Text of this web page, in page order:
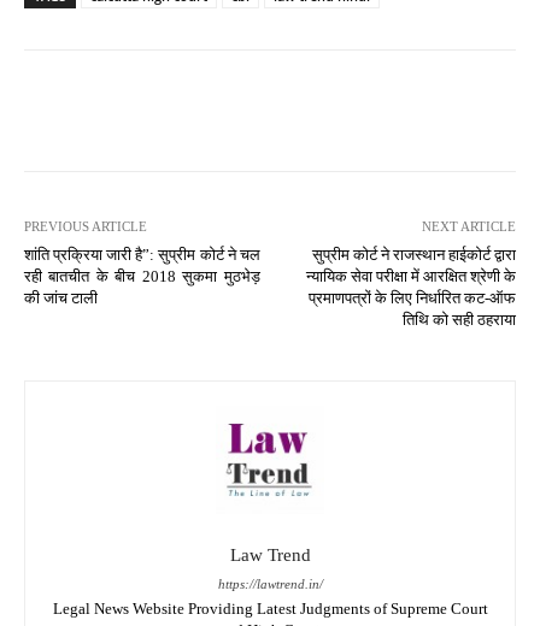
PREVIOUS ARTICLE
शांति प्रक्रिया जारी है”: सुप्रीम कोर्ट ने चल
रही बातचीत के बीच 2018 सुकमा मुठभेड़
की जांच टाली
NEXT ARTICLE
सुप्रीम कोर्ट ने राजस्थान हाईकोर्ट द्वारा
न्यायिक सेवा परीक्षा में आरक्षित श्रेणी के
प्रमाणपत्रों के लिए निर्धारित कट-ऑफ
तिथि को सही ठहराया
Law Trend
https://lawtrend.in/
Legal News Website Providing Latest Judgments of Supreme Court